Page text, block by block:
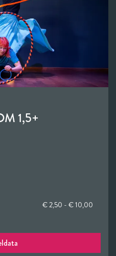
1,5+
€ 2,50 - € 10,00